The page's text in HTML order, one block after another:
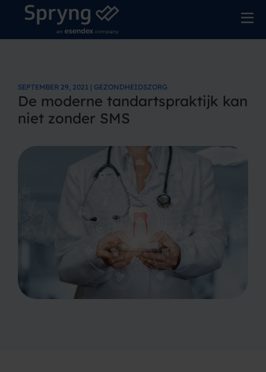
SEPTEMBER 29, 2021 | GEZONDHEIDSZORG
De moderne tandartspraktijk kan
niet zonder SMS